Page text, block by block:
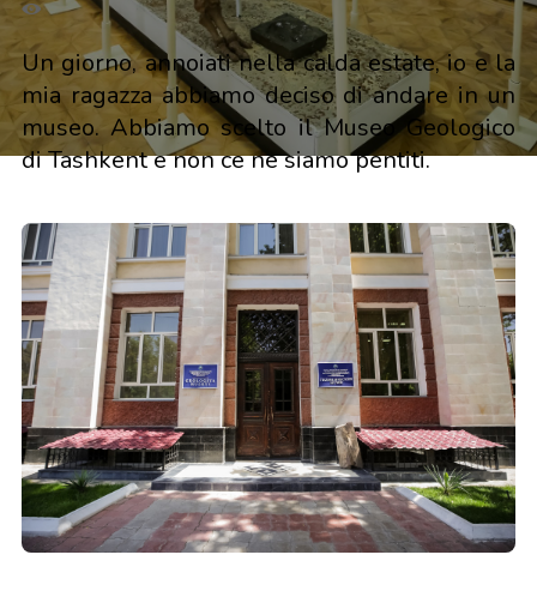
Un giorno, annoiati nella calda estate, io e la
mia ragazza abbiamo deciso di andare in un
museo. Abbiamo scelto il Museo Geologico
di Tashkent e non ce ne siamo pentiti.